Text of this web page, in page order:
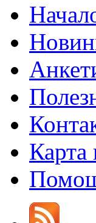
Карта